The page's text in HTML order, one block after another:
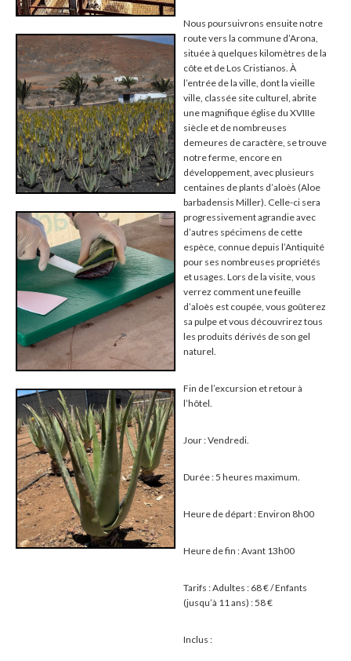
Nous poursuivrons ensuite notre
route vers la commune d’Arona,
située à quelques kilomètres de la
côte et de Los Cristianos. À
l’entrée de la ville, dont la vieille
ville, classée site culturel, abrite
une magnifique église du XVIIIe
siècle et de nombreuses
demeures de caractère, se trouve
notre ferme, encore en
développement, avec plusieurs
centaines de plants d’aloès (Aloe
barbadensis Miller). Celle-ci sera
progressivement agrandie avec
d’autres spécimens de cette
espèce, connue depuis l’Antiquité
pour ses nombreuses propriétés
et usages. Lors de la visite, vous
verrez comment une feuille
d’aloès est coupée, vous goûterez
sa pulpe et vous découvrirez tous
les produits dérivés de son gel
naturel.
Fin de l’excursion et retour à
l’hôtel.
Jour : Vendredi.
Durée : 5 heures maximum.
Heure de départ : Environ 8h00
Heure de fin : Avant 13h00
Tarifs : Adultes : 68 € / Enfants
(jusqu’à 11 ans) : 58 €
Inclus :